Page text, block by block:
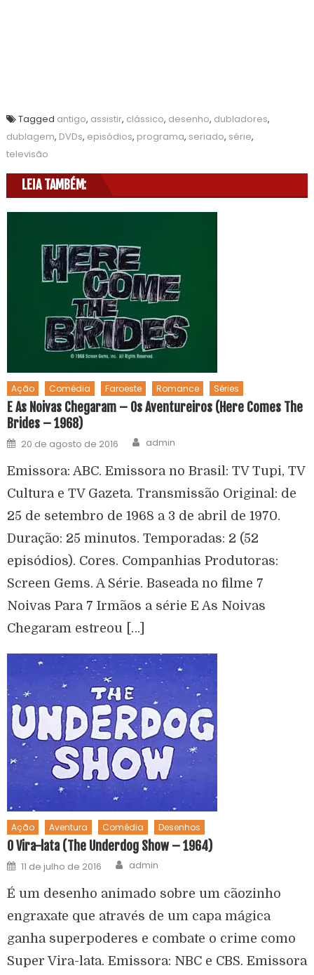
Tagged antigo, assistir, clássico, desenho, dubladores,
dublagem, DVDs, episódios, programa, seriado, série,
televisão
LEIA TAMBÉM:
Ação Comédia Faroeste Romance Séries
E As Noivas Chegaram – Os Aventureiros (Here Comes The
Brides – 1968)
20 de agosto de 2016 admin
Emissora: ABC. Emissora no Brasil: TV Tupi, TV
Cultura e TV Gazeta. Transmissão Original: de
25 de setembro de 1968 a 3 de abril de 1970.
Duração: 25 minutos. Temporadas: 2 (52
episódios). Cores. Companhias Produtoras:
Screen Gems. A Série. Baseada no filme 7
Noivas Para 7 Irmãos a série E As Noivas
Chegaram estreou […]
Ação Aventura Comédia Desenhos
O Vira-lata (The Underdog Show – 1964)
11 de julho de 2016 admin
É um desenho animado sobre um cãozinho
engraxate que através de um capa mágica
ganha superpoderes e combate o crime como
Super Vira-lata. Emissora: NBC e CBS. Emissora